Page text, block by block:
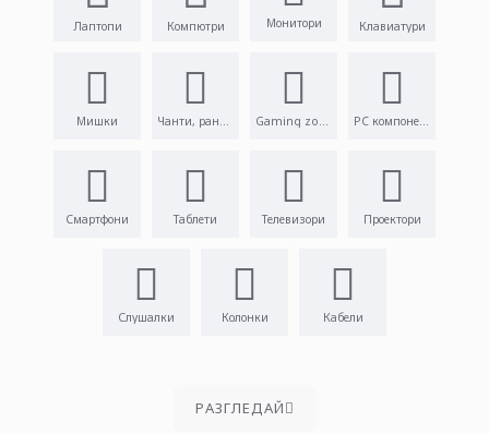
Лаптопи Компютри Монитори Клавиатури
Мишки Чанти, раници Gaming zone PC компоненти
Смартфони Таблети Телевизори Проектори
Слушалки Колонки Кабели
PАЗГЛЕДАЙ